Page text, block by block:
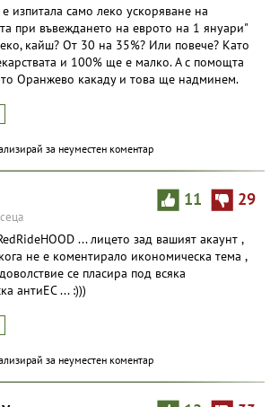
изпитала само леко ускоряване на
при въвеждането на еврото на 1 януари"
кайш? От 30 на 35%? Или повече? Като
и 100% ще е малко. А с помощта
Оранжево какаду и това ще надминем.
за неуместен коментар
11 29
... лицето зад вашият акаунт ,
не е коментирало икономическа тема ,
се пласира под всяка
антиЕС ... :)))
за неуместен коментар